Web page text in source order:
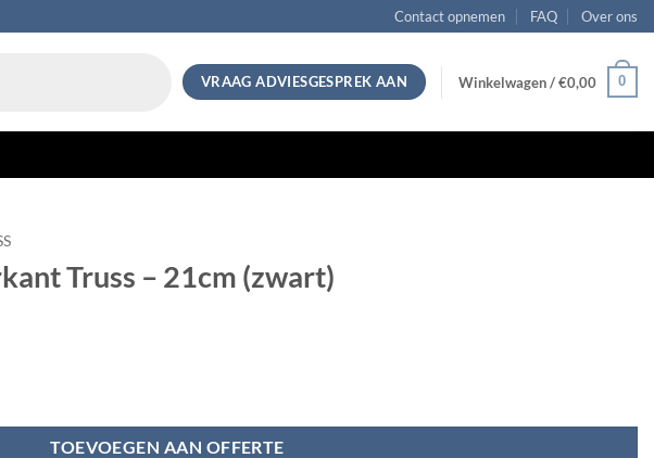
Contact opnemen FAQ Over ons
VRAAG ADVIESGESPREK AAN Winkelwagen /€0,00 0
Truss – 21cm (zwart)
TOEVOEGEN AAN OFFERTE